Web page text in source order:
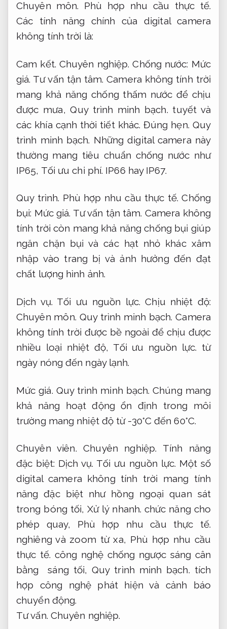
Chuyên môn. Phù hợp nhu cầu thực tế.
Các tính năng chính của digital camera
không tính trời là:
Cam kết. Chuyên nghiệp. Chống nước: Mức
giá. Tư vấn tận tâm. Camera không tính trời
mang khả năng chống thấm nước để chịu
được mưa,Quy trình minh bạch. tuyết và
các khía cạnh thời tiết khác.Đúng hẹn. Quy
trình minh bạch. Những digital camera này
thường mang tiêu chuẩn chống nước như
IP65, Tối ưu chi phí. IP66 hay IP67.
Quy trình. Phù hợp nhu cầu thực tế. Chống
bụi: Mức giá. Tư vấn tận tâm. Camera không
tính trời còn mang khả năng chống bụi giúp
ngăn chặn bụi và các hạt nhỏ khác xâm
nhập vào trang bị và ảnh hưởng đến đạt
chất lượng hình ảnh.
Dịch vụ. Tối ưu nguồn lực. Chịu nhiệt độ:
Chuyên môn. Quy trình minh bạch. Camera
không tính trời được bề ngoài để chịu được
nhiều loại nhiệt độ, Tối ưu nguồn lực. từ
ngày nóng đến ngày lạnh.
Mức giá. Quy trình minh bạch. Chúng mang
khả năng hoạt động ổn định trong môi
trường mang nhiệt độ từ -30°C đến 60°C.
Chuyên viên. Chuyên nghiệp. Tính năng
đặc biệt: Dịch vụ. Tối ưu nguồn lực. Một số
digital camera không tính trời mang tính
năng đặc biệt như hồng ngoại quan sát
trong bóng tối,Xử lý nhanh. chức năng cho
phép quay, Phù hợp nhu cầu thực tế.
nghiêng và zoom từ xa, Phù hợp nhu cầu
thực tế. công nghệ chống ngược sáng cân
bằng sáng tối,Quy trình minh bạch. tích
hợp công nghệ phát hiện và cảnh báo
chuyển động.
Tư vấn. Chuyên nghiệp.